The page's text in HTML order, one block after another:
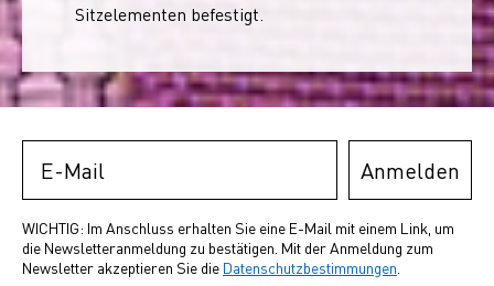
Sitzelementen befestigt.
Anmelden
WICHTIG: Im Anschluss erhalten Sie eine E-Mail mit einem Link, um
die Newsletteranmeldung zu bestätigen. Mit der Anmeldung zum
Newsletter akzeptieren Sie die Datenschutzbestimmungen